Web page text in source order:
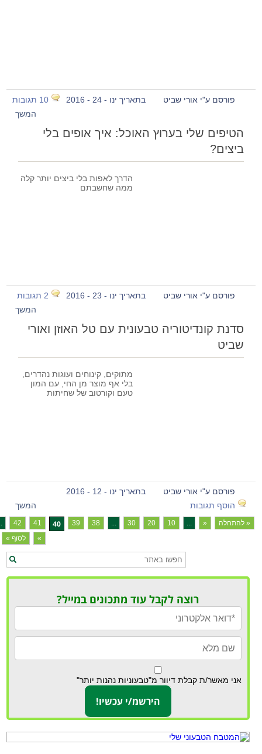
פורסם ע"י אורי שביט בתאריך ינו - 24 - 2016
10 תגובות
המשך
הטיפים שלי בערוץ האוכל: איך אופים בלי
ביצים?
הדרך לאפות בלי ביצים יותר קלה
ממה שחשבתם
פורסם ע"י אורי שביט בתאריך ינו - 23 - 2016
2 תגובות
המשך
סדנת קונדיטוריה טבעונית עם טל האוזן ואורי
שביט
מתוקים, קינוחים ועוגות נהדרים,
בלי אף מוצר מן החי, עם המון
טעם וקורטוב של שחיתות
פורסם ע"י אורי שביט
בתאריך ינו - 12 - 2016
הוסף תגובות
המשך
« להתחלה «
...
10
20
30
...
38
39
40
41
42
»
לסוף »
רוצה לקבל עוד מתכונים במייל?
אני מאשר/ת קבלת דיוור מ"טבעוניות נהנות יותר"